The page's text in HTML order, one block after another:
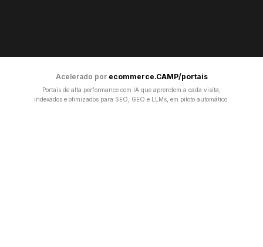
Acelerado por ecommerce.CAMP/portais
Portais de alta performance com IA que aprendem a cada visita,
indexados e otimizados para SEO, GEO e LLMs, em piloto automático.